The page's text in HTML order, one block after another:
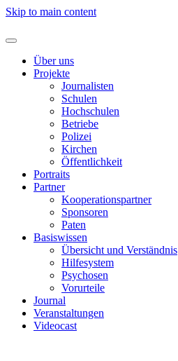
Skip to main content
Über uns
Projekte
Journalisten
Schulen
Hochschulen
Betriebe
Polizei
Kirchen
Öffentlichkeit
Portraits
Partner
Kooperationspartner
Sponsoren
Paten
Basiswissen
Übersicht und Verständnis
Hilfesystem
Psychosen
Vorurteile
Journal
Veranstaltungen
Videocast